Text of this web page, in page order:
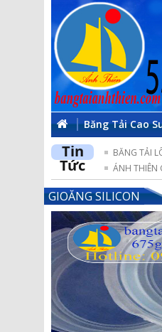
Băng Tải Cao
Tin
Tức
BĂNG TẢI
ÁNH THIÊN
GIOĂNG SILICON